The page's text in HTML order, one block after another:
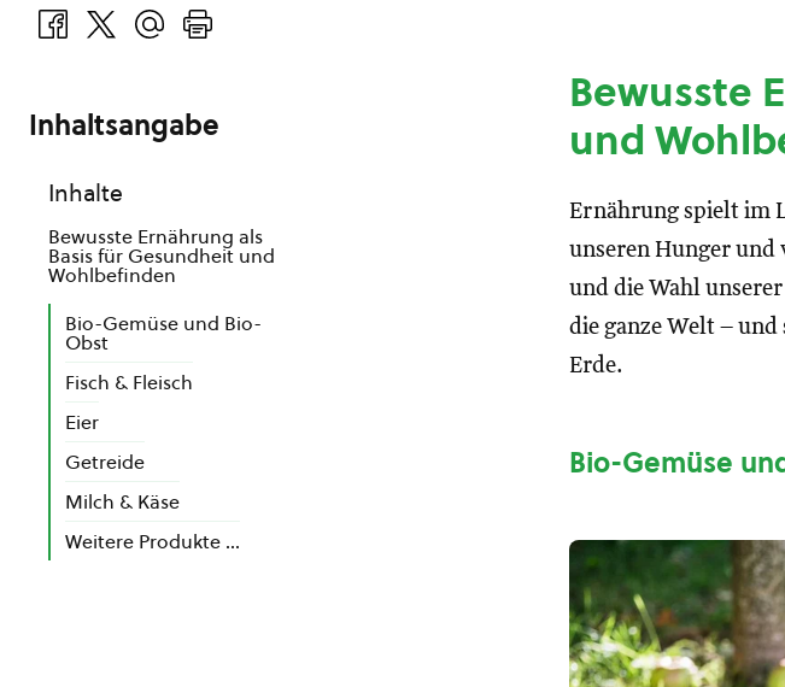
Bewusste
und
Ernährung spielt im
unseren Hunger und
und die Wahl
die ganze Welt –
Erde.
Bio-Gemüse
Inhaltsangabe
Inhalte
Bewusste Ernährung als
Basis für Gesundheit und
Wohlbefinden
Bio-Gemüse und Bio-
Obst
Fisch & Fleisch
Eier
Getreide
Milch & Käse
Weitere Produkte …